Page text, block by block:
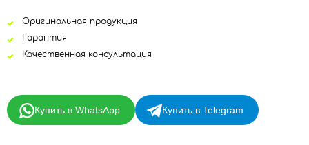
Оригинальная продукция
Гарантия
Качественная консультация
Купить в WhatsApp Купить в Telegram